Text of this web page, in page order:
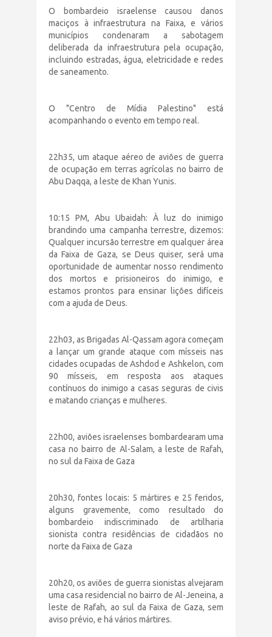
O bombardeio israelense causou danos
maciços à infraestrutura na Faixa, e vários
municípios condenaram a sabotagem
deliberada da infraestrutura pela ocupação,
incluindo estradas, água, eletricidade e redes
de saneamento.
O "Centro de Mídia Palestino" está
acompanhando o evento em tempo real.
22h35, um ataque aéreo de aviões de guerra
de ocupação em terras agrícolas no bairro de
Abu Daqqa, a leste de Khan Yunis.
10:15 PM, Abu Ubaidah: À luz do inimigo
brandindo uma campanha terrestre, dizemos:
Qualquer incursão terrestre em qualquer área
da Faixa de Gaza, se Deus quiser, será uma
oportunidade de aumentar nosso rendimento
dos mortos e prisioneiros do inimigo, e
estamos prontos para ensinar lições difíceis
com a ajuda de Deus.
22h03, as Brigadas Al-Qassam agora começam
a lançar um grande ataque com mísseis nas
cidades ocupadas de Ashdod e Ashkelon, com
90 mísseis, em resposta aos ataques
contínuos do inimigo a casas seguras de civis
e matando crianças e mulheres.
22h00, aviões israelenses bombardearam uma
casa no bairro de Al-Salam, a leste de Rafah,
no sul da Faixa de Gaza
20h30, fontes locais: 5 mártires e 25 feridos,
alguns gravemente, como resultado do
bombardeio indiscriminado de artilharia
sionista contra residências de cidadãos no
norte da Faixa de Gaza
20h20, os aviões de guerra sionistas alvejaram
uma casa residencial no bairro de Al-Jeneina, a
leste de Rafah, ao sul da Faixa de Gaza, sem
aviso prévio, e há vários mártires.